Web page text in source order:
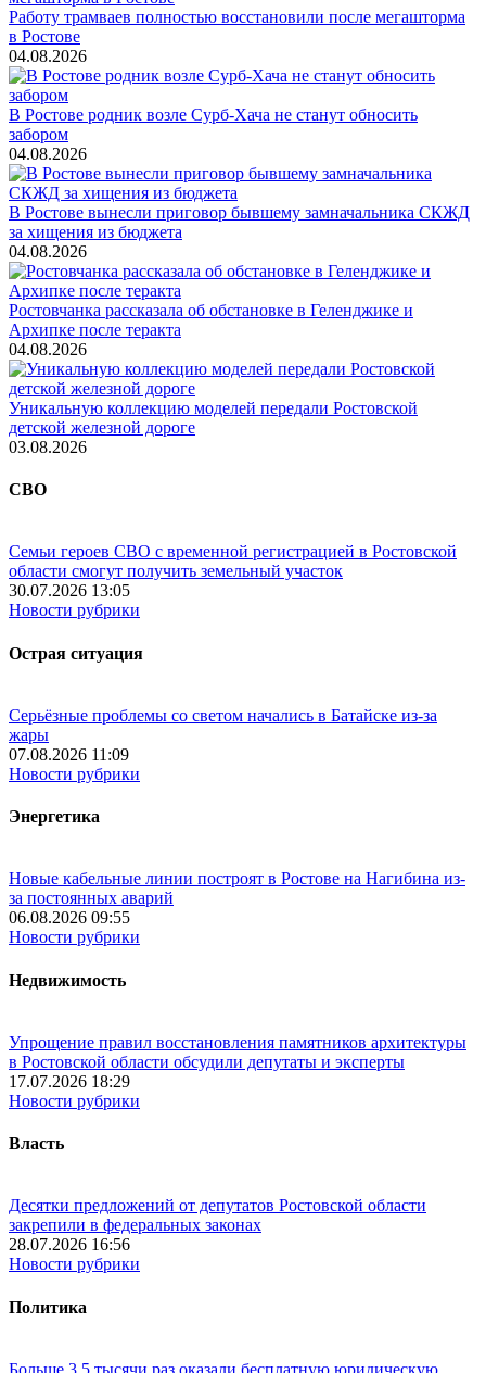
Работу трамваев полностью восстановили после мегашторма
в Ростове
04.08.2026
В Ростове родник возле Сурб-Хача не станут обносить
забором
04.08.2026
В Ростове вынесли приговор бывшему замначальника СКЖД
за хищения из бюджета
04.08.2026
Ростовчанка рассказала об обстановке в Геленджике и
Архипке после теракта
04.08.2026
Уникальную коллекцию моделей передали Ростовской
детской железной дороге
03.08.2026
СВО
Семьи героев СВО с временной регистрацией в Ростовской
области смогут получить земельный участок
30.07.2026 13:05
Новости рубрики
Острая ситуация
Серьёзные проблемы со светом начались в Батайске из-за
жары
07.08.2026 11:09
Новости рубрики
Энергетика
Новые кабельные линии построят в Ростове на Нагибина из-
за постоянных аварий
06.08.2026 09:55
Новости рубрики
Недвижимость
Упрощение правил восстановления памятников архитектуры
в Ростовской области обсудили депутаты и эксперты
17.07.2026 18:29
Новости рубрики
Власть
Десятки предложений от депутатов Ростовской области
закрепили в федеральных законах
28.07.2026 16:56
Новости рубрики
Политика
Больше 3,5 тысячи раз оказали бесплатную юридическую